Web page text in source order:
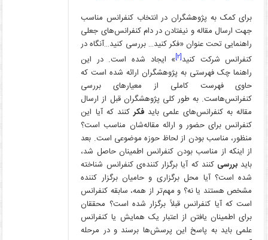
برای کمک به پژوهشگران در انتخاب کنفرانس مناسب
جهت ارسال مقاله و نیفتادن در دام کنفرانس‌های جعلی
راهنمایی تحت عنوان «فکر کنید… بررسی کنید…آنگاه در
کنفرانس شرکت کنید[۲] » ایجاد شده است. در این
راهنما چک فهرستی به پژوهشگران ارائه شده است که
حاوی فهرست کاملی از معیارهای بررسی
کنفرانس‌هاست. به طور کلی پژوهشگران قبل از ارسال
مقاله به کنفرانس‌های علمی باید فکر کنند که آیا این
کنفرانس برای حضور و ارائه مقاله‌شان مناسب است؟
منظور، مناسب بودن از لحاظ حوزه موضوعی است. بعد
از اینکه از مناسب بودن کنفرانس اطمینان حاصل شد،
باید بررسی کنند که آیا برگزار کننده‌ی کنفرانس شناخته
شده است؟ آیا محل برگزاری و حامیان برگزار کننده
مشخص هستند یا نه؟ و مهم‌تر از همه، سابقه کنفرانس
است که آیا کنفرانس قبلاً برگزار شده است؟ محققان
برای اطمینان یافتن از اعتبار یک همایش یا کنفرانس
علمی باید به پاسخ این پرسش‌ها برسند و در مرحله